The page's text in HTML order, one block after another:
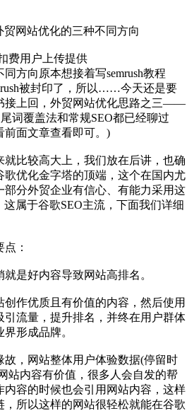
贸网站优化的三种不同方向
费用户上传提供
方向原本想接着写semrush教程
被封印了，所以……今天还是要
接上回，外贸网站优化思路之三——
词覆盖法和常规SEO都已经聊过
前面文章查看即可。)
比较高大上，我们放在后讲，也确
歌优化金字塔的顶端，这个在国内尤
部分外贸企业有信心、有能力采用这
属于谷歌SEO主流，下面我们详细
：
好内容导致网站高排名。
作优质且有价值的内容，然后使用
引流量，提升排名，并终在用户群体
形成品牌。
，网站整体用户体验数据(停留时
站内容有价值，很多人会自发的帮
内容的时候也会引用网站内容，这样
，所以这样的网站很轻松就能在谷歌